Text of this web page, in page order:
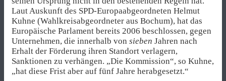
Laut Auskunft des SPD-Europaabgeordneten Helmut
Kuhne (Wahlkreisabgeordneter aus Bochum), hat das
Europäische Parlament bereits 2006 beschlossen, gegen
Unternehmen, die innerhalb von sieben Jahren nach
Erhalt der Förderung ihren Standort verlagern,
Sanktionen zu verhängen. „Die Kommission“, so Kuhne,
„hat diese Frist aber auf fünf Jahre herabgesetzt.“